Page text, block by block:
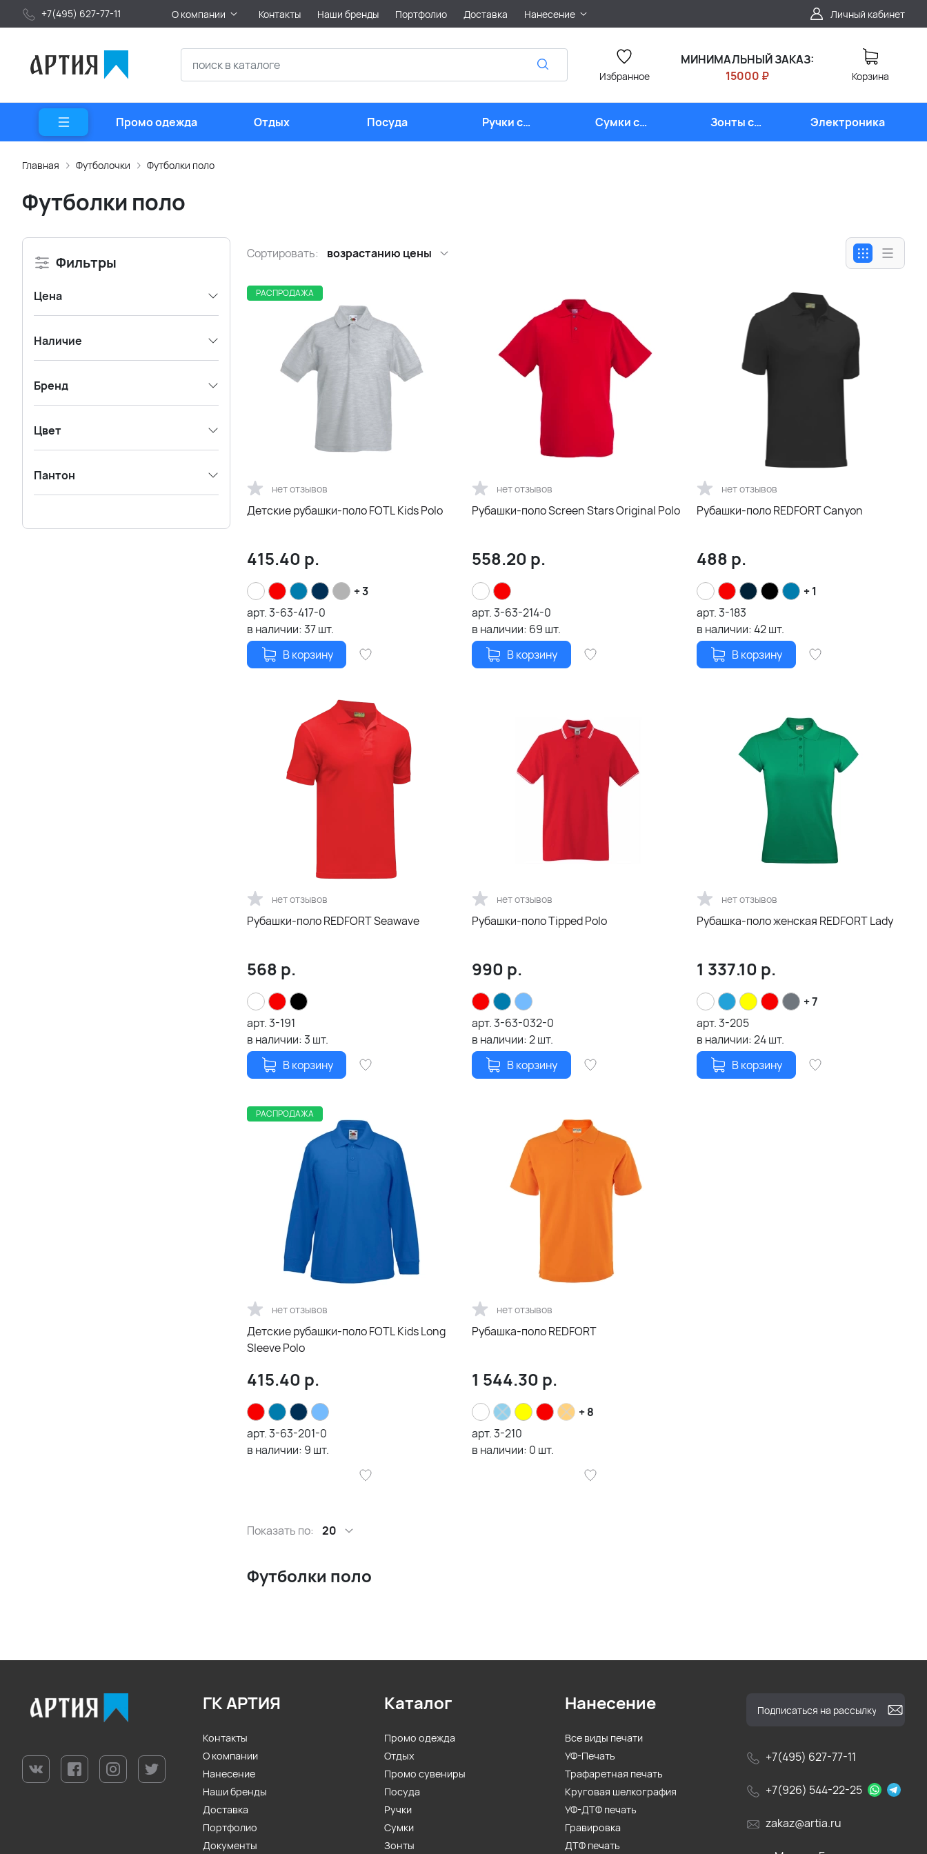
+7(495) 627-77-11 О компании Контакты Наши бренды Портфолио Доставка Нанесение Личный кабинет
Избранное
МИНИМАЛЬНЫЙ ЗАКАЗ:
15000 ₽
Корзина
Промо одежда Отдых Посуда
Ручки с
логотипом
Сумки с
логотипом
Зонты с
логотипом
Электроника
Главная Футболочки Футболки поло
Футболки поло
Фильтры
Цена
Наличие
Бренд
Цвет
Пантон
Сортировать: возрастанию цены
РАСПРОДАЖА
нет отзывов
Детские рубашки-поло FOTL Kids Polo
415.40 р.
+ 3
арт.3-63-417-0
в наличии:37шт.
В корзину
нет отзывов
Рубашки-поло Screen Stars Original Polo
558.20 р.
арт.3-63-214-0
в наличии: 69 шт.
В корзину
нет отзывов
Рубашки-поло REDFORT Canyon
488 р.
+ 1
арт.3-183
в наличии:42шт.
В корзину
нет отзывов
Рубашки-поло REDFORT Seawave
568 р.
арт.3-191
в наличии:3 шт.
В корзину
нет отзывов
Рубашки-поло Tipped Polo
990 р.
арт.3-63-032-0
в наличии:2шт.
В корзину
нет отзывов
Рубашка-поло женская REDFORT Lady
1 337.10 р.
+ 7
арт.3-205
в наличии:24шт.
В корзину
РАСПРОДАЖА
нет отзывов
Детские рубашки-поло FOTL Kids Long
Sleeve Polo
415.40 р.
арт.3-63-201-0
в наличии: 9 шт.
нет отзывов
Рубашка-поло REDFORT
1 544.30 р.
+ 8
арт.3-210
в наличии: 0 шт.
Показать по: 20
Футболки поло
+7(495) 627-77-11
+7(926) 544-22-25
zakaz@artia.ru
ГК АРТИЯ
Контакты
О компании
Нанесение
Наши бренды
Доставка
Портфолио
Документы
Каталог
Промо одежда
Отдых
Промо сувениры
Посуда
Ручки
Сумки
Зонты
Нанесение
Все виды печати
УФ-Печать
Трафаретная печать
Круговая шелкография
УФ-ДТФ печать
Гравировка
ДТФ печать